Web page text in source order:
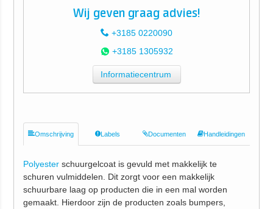
Wij geven graag advies!
+3185 0220090
+3185 1305932
Informatiecentrum
Omschrijving Labels Documenten Handleidingen
Polyesterschuurgelcoat is gevuld met makkelijk te
schuren vulmiddelen. Dit zorgt voor een makkelijk
schuurbare laag op producten die in een mal worden
gemaakt. Hierdoor zijn de producten zoals bumpers,